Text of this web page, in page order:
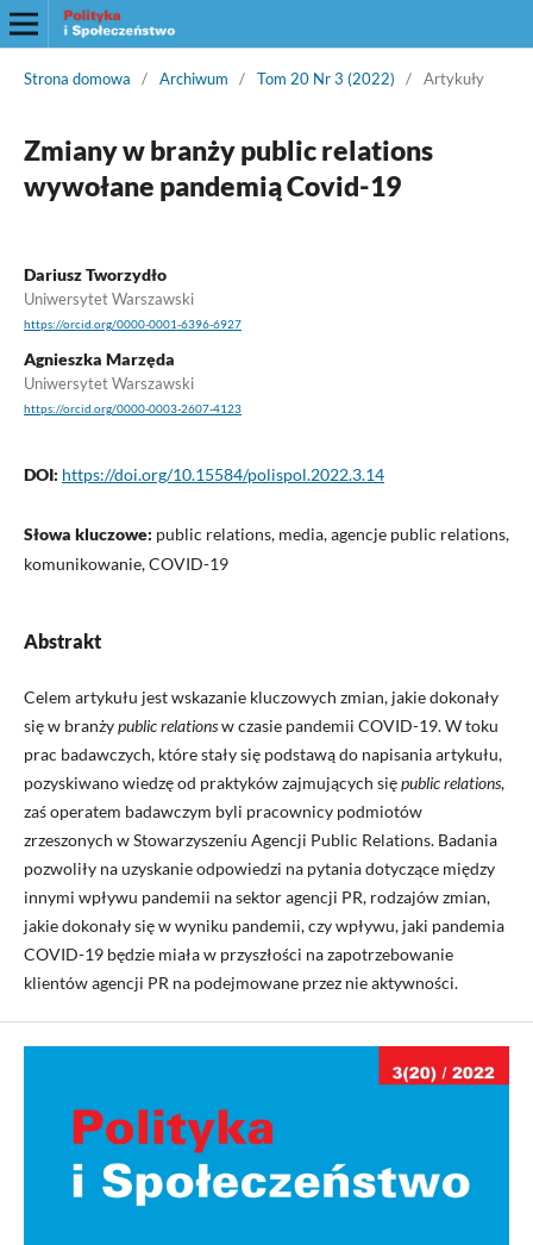
Strona domowa / Archiwum / Tom 20 Nr 3 (2022) / Artykuły
Zmiany w branży public relations
wywołane pandemią Covid-19
Dariusz Tworzydło
Uniwersytet Warszawski
https://orcid.org/0000-0001-6396-6927
Agnieszka Marzęda
Uniwersytet Warszawski
https://orcid.org/0000-0003-2607-4123
DOI: https://doi.org/10.15584/polispol.2022.3.14
Słowa kluczowe: public relations, media, agencje public relations,
komunikowanie, COVID-19
Abstrakt
Celem artykułu jest wskazanie kluczowych zmian, jakie dokonały
się w branżypublic relationsw czasie pandemii COVID-19. W toku
prac badawczych, które stały się podstawą do napisania artykułu,
pozyskiwano wiedzę od praktyków zajmujących siępublic relations,
zaś operatem badawczym byli pracownicy podmiotów
zrzeszonych w Stowarzyszeniu Agencji Public Relations. Badania
pozwoliły na uzyskanie odpowiedzi na pytania dotyczące między
innymi wpływu pandemii na sektor agencji PR, rodzajów zmian,
jakie dokonały się w wyniku pandemii, czy wpływu, jaki pandemia
COVID-19 będzie miała w przyszłości na zapotrzebowanie
klientów agencji PR na podejmowane przez nie aktywności.